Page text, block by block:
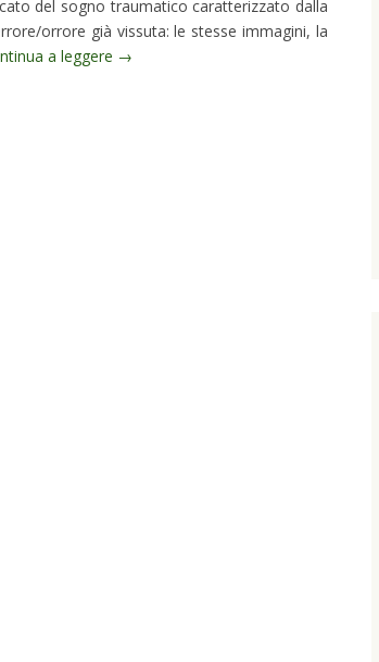
del sogno traumatico caratterizzato dalla
orrore già vissuta: le stesse immagini, la
a leggere →